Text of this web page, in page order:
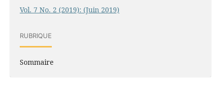
Vol. 7 No. 2 (2019): (Juin 2019)
RUBRIQUE
Sommaire